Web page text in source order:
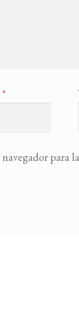
*
para